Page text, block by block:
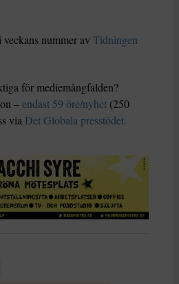
nummer av Tidningen
för mediemångfalden?
–endast 59 öre/nyhet (250
via Det Globala presstödet.